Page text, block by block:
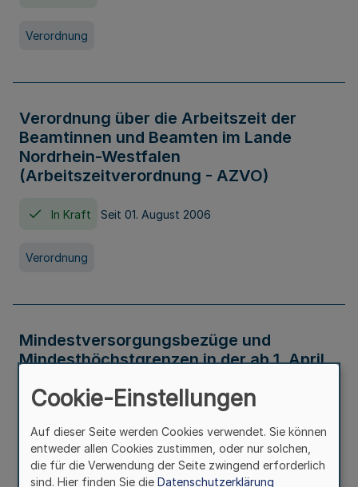
Verordnung
Verordnung über die Arbeitszeit der
Beamtinnen und Beamten im Lande
Nordrhein-Westfalen
(Arbeitszeitverordnung - AZVO)
In Kraft Seit 01. August 2006
Verordnung
Mindestversorgungsbezüge und
Mindesthöchstgrenzen in der ab 1. April
Verwaltungsvorschrift
Cookie-Einstellungen
Auf dieser Seite werden Cookies verwendet. Sie können
entweder allen Cookies zustimmen, oder nur solchen,
die für die Verwendung der Seite zwingend erforderlich
sind. Hier finden Sie die Datenschutzerklärung